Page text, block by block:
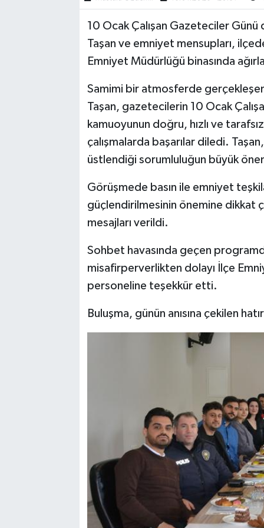
10 Ocak Çalışan Gazeteciler Günü
Taşan ve emniyet mensupları,
Emniyet Müdürlüğü binasında
Samimi bir atmosferde
Taşan, gazetecilerin 10 Ocak
kamuoyunun doğru, hızlı ve
çalışmalarda başarılar diledi.
üstlendiği sorumluluğun büyük önem
Görüşmede basın ile emniyet
güçlendirilmesinin önemine dikkat
mesajları verildi.
Sohbet havasında geçen
misafirperverlikten dolayı İlçe
personeline teşekkür etti.
Buluşma, günün anısına çekilen
Akhisar Emlak